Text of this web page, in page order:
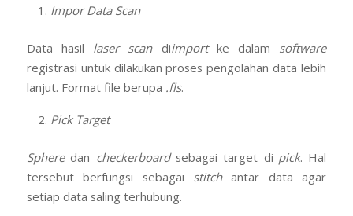
Impor Data Scan
Data hasil laser scandiimportke dalam software
registrasi untuk dilakukan proses pengolahan data lebih
lanjut. Format file berupa .fls.
Pick Target
Spheredan checkerboardsebagai target di-pick. Hal
tersebut berfungsi sebagai stitchantar data agar
setiap data saling terhubung.